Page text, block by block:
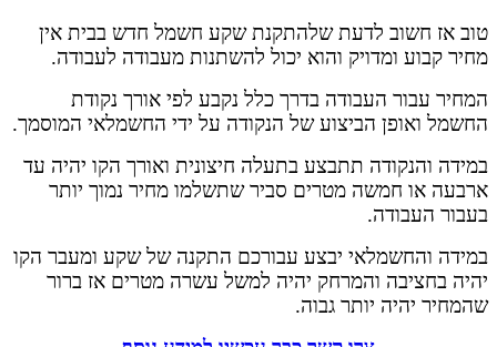
טוב אז חשוב לדעת שלהתקנת שקע חשמל חדש בבית אין
מחיר קבוע ומדויק והוא יכול להשתנות מעבודה לעבודה.
המחיר עבור העבודה בדרך כלל נקבע לפי אורך נקודת
החשמל ואופן הביצוע של הנקודה על ידי החשמלאי המוסמך.
במידה והנקודה תתבצע בתעלה חיצונית ואורך הקו יהיה עד
ארבעה או חמשה מטרים סביר שתשלמו מחיר נמוך יותר
בעבור העבודה.
במידה והחשמלאי יבצע עבורכם התקנה של שקע ומעבר הקו
יהיה בחציבה והמרחק יהיה למשל עשרה מטרים אז ברור
שהמחיר יהיה יותר גבוה.